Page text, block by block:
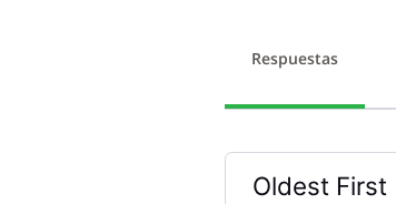
Respuestas
Oldest First